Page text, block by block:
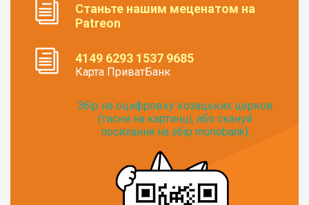
Станьте нашим меценатом на
Patreon
4149 6293 1537 9685
Карта ПриватБанк
Збір на оцифровку козацьких церков
(тисни на картинці, або скануй
посилання на збір monobank):